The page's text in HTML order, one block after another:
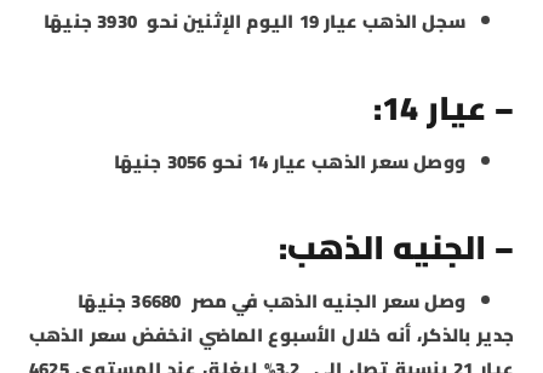
سجل الذهب عيار 19 اليوم الإثنين نحو 3930 جنيهًا
– عيار 14:
ووصل سعر الذهب عيار 14 نحو 3056 جنيهًا
– الجنيه الذهب:
وصل سعر الجنيه الذهب في مصر 36680 جنيهًا
جدير بالذكر، أنه خلال الأسبوع الماضي انخفض سعر الذهب